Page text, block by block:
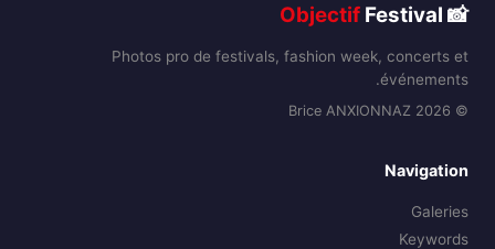
📸
Objectif Festival
Photos pro de festivals, fashion week, concerts et
événements.
© 2026 Brice ANXIONNAZ
Navigation
Galeries
Keywords